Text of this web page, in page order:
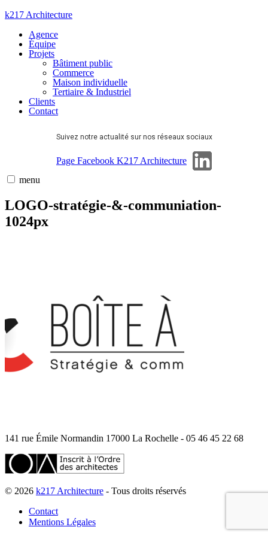
Aller
contenu
k217 Architecture
Agence
Équipe
Projets
Bâtiment public
Commerce
Maison individuelle
Tertiaire & Industriel
Clients
Contact
Suivez notre actualité sur nos réseaux sociaux
Page Facebook K217 Architecture
menu
LOGO-stratégie-&-communiation-
1024px
141 rue Émile Normandin 17000 La Rochelle - 05 46 45 22 68
© 2026 k217 Architecture - Tous droits réservés
Contact
Mentions Légales